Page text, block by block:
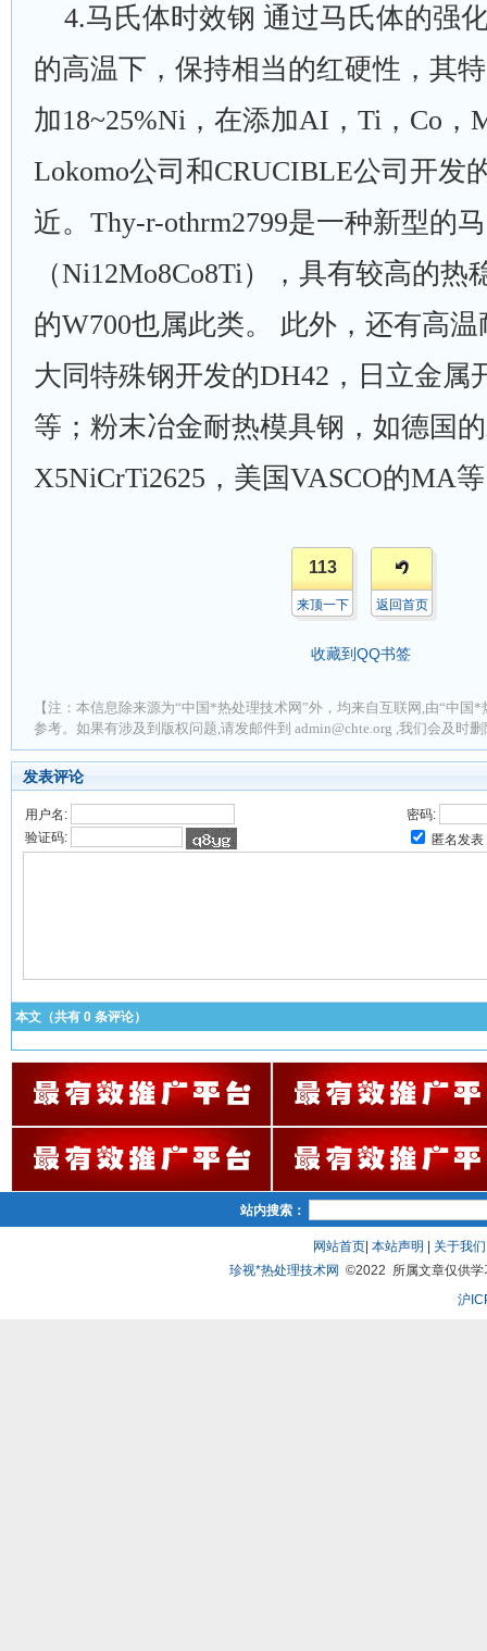
4.马氏体时效钢 通过马氏体的强
的高温下，保持相当的红硬性，其
加18~25%Ni，在添加AI，Ti，Co，
Lokomo公司和CRUCIBLE公司开发
近。Thy-r-othrm2799是一种新型的
（Ni12Mo8Co8Ti），具有较高的热
的W700也属此类。 此外，还有高
大同特殊钢开发的DH42，日立金属
等；粉末冶金耐热模具钢，如德国
X5NiCrTi2625，美国VASCO的MA
113
来顶一下 返回首页
收藏到QQ书签
【注：本信息除来源为“中国*热处理技术网”外，均来自互联网,由“中国
参考。如果有涉及到版权问题,请发邮件到 admin@chte.org ,我们会及时
发表评论
用户名:
密码:
验证码:
匿名发表
本文（共有 0 条评论）
站内搜索：
网站首页| 本站声明 关于我们
珍视*热处理技术网 ©2022 所属文章仅供学
沪